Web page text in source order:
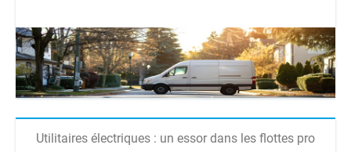
Utilitaires électriques : un essor dans les flottes pro